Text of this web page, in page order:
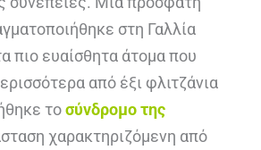
στη Γαλλία
πιο ευαίσθητα άτομα που
από έξι φλιτζάνια
τοσύνδρομο της
χαρακτηριζόμενη από